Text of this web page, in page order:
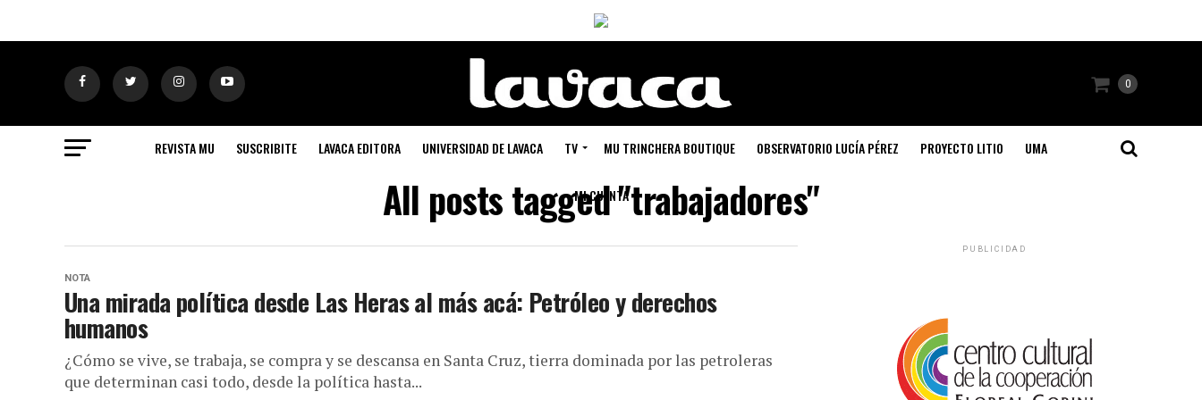
0
REVISTA MU SUSCRIBITE LAVACA EDITORA UNIVERSIDAD DE LAVACA TV MU TRINCHERA BOUTIQUE OBSERVATORIO LUCÍA PÉREZ PROYECTO LITIO UMA
MI CUENTA
All posts tagged "trabajadores"
NOTA
Una mirada política desde Las Heras al más acá: Petróleo y derechos
humanos
¿Cómo se vive, se trabaja, se compra y se descansa en Santa Cruz, tierra dominada por las petroleras
que determinan casi todo, desde la política hasta...
PUBLICIDAD